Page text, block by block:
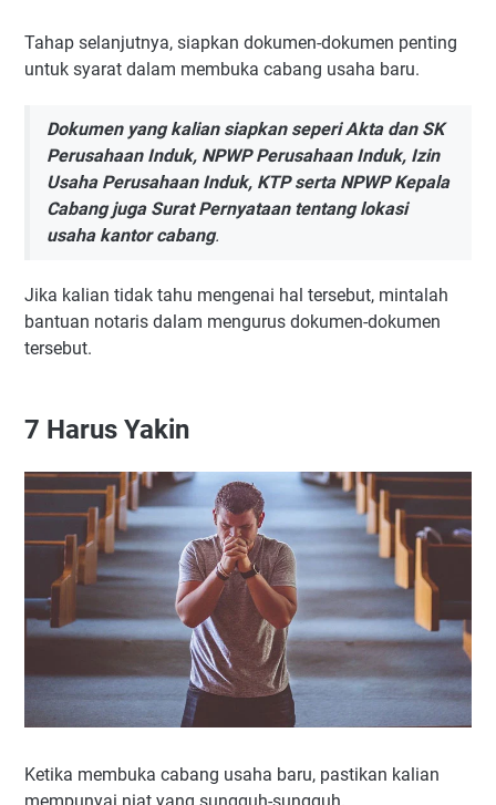
Tahap selanjutnya, siapkan dokumen-dokumen penting
untuk syarat dalam membuka cabang usaha baru.
Dokumen yang kalian siapkan seperi Akta dan SK
Perusahaan Induk, NPWP Perusahaan Induk, Izin
Usaha Perusahaan Induk, KTP serta NPWP Kepala
Cabang juga Surat Pernyataan tentang lokasi
usaha kantor cabang.
Jika kalian tidak tahu mengenai hal tersebut, mintalah
bantuan notaris dalam mengurus dokumen-dokumen
tersebut.
7 Harus Yakin
Ketika membuka cabang usaha baru, pastikan kalian